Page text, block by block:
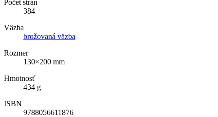
Počet strán
384
Väzba
brožovaná väzba
Rozmer
130×200 mm
Hmotnosť
434 g
ISBN
9788056611876